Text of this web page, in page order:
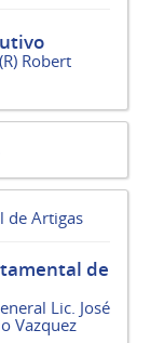
Robert
de Artigas
de
Lic. José
Vazquez